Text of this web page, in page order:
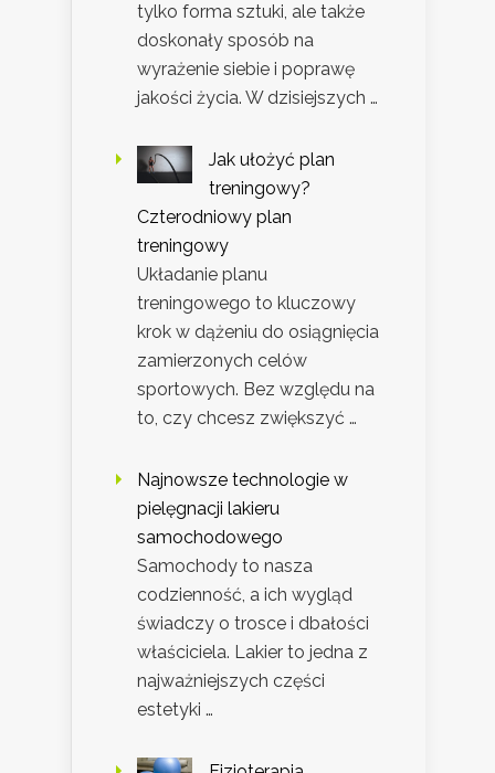
tylko forma sztuki, ale także
doskonały sposób na
wyrażenie siebie i poprawę
jakości życia. W dzisiejszych …
Jak ułożyć plan
treningowy?
Czterodniowy plan
treningowy
Układanie planu
treningowego to kluczowy
krok w dążeniu do osiągnięcia
zamierzonych celów
sportowych. Bez względu na
to, czy chcesz zwiększyć …
Najnowsze technologie w
pielęgnacji lakieru
samochodowego
Samochody to nasza
codzienność, a ich wygląd
świadczy o trosce i dbałości
właściciela. Lakier to jedna z
najważniejszych części
estetyki …